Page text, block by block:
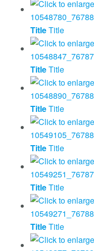
TitleTitle
TitleTitle
TitleTitle
TitleTitle
TitleTitle
TitleTitle